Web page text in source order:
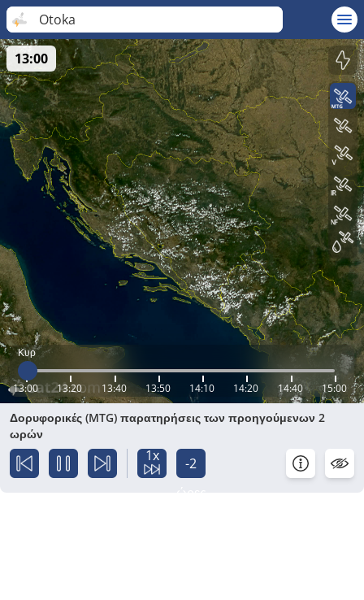
Otoka
Κυρ
13:00 13:20 13:40 13:50 14:10 14:20 14:40 15:00
13:00
Δορυφορικές (MTG) παρατηρήσεις των προηγούμενων 2
ωρών
1x
-2